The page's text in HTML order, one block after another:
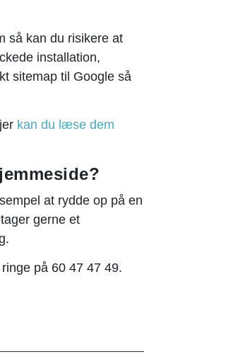
så kan du risikere at
installation,
sitemap til Google så
kan du læse dem
at rydde op på en
gerne et
på 60 47 47 49.